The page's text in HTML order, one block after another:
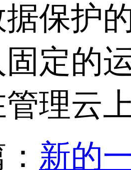
保护
定的
理云
新的